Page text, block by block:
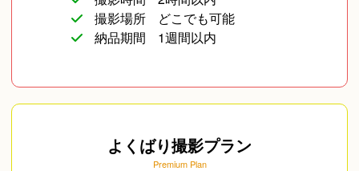
撮影場所
どこでも可能
納品期間
1週間以内
よくばり撮影プラン
Premium Plan